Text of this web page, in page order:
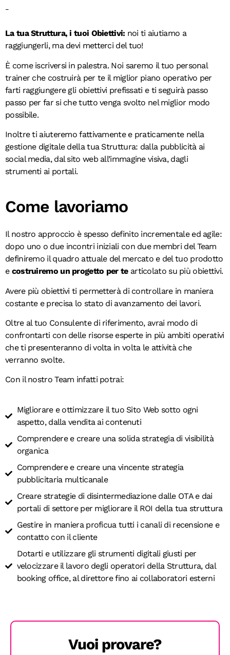
La tua Struttura, i tuoi Obiettivi: noi ti aiutiamo a
raggiungerli, ma devi metterci del tuo!
È come iscriversi in palestra. Noi saremo il tuo personal
trainer che costruirà per te il miglior piano operativo per
farti raggiungere gli obiettivi prefissati e ti seguirà passo
passo per far si che tutto venga svolto nel miglior modo
possibile.
Inoltre ti aiuteremo fattivamente e praticamente nella
gestione digitale della tua Struttura: dalla pubblicità ai
social media, dal sito web all’immagine visiva, dagli
strumenti ai portali.
Come lavoriamo
Il nostro approccio è spesso definito incrementale ed agile:
dopo uno o due incontri iniziali con due membri del Team
definiremo il quadro attuale del mercato e del tuo prodotto
e costruiremo un progetto per tearticolato su più obiettivi.
Avere più obiettivi ti permetterà di controllare in maniera
costante e precisa lo stato di avanzamento dei lavori.
Oltre al tuo Consulente di riferimento, avrai modo di
confrontarti con delle risorse esperte in più ambiti operativi
che ti presenteranno di volta in volta le attività che
verranno svolte.
Con il nostro Team infatti potrai:
Migliorare e ottimizzare il tuo Sito Web sotto ogni
aspetto, dalla vendita ai contenuti
Comprendere e creare una solida strategia di visibilità
organica
Comprendere e creare una vincente strategia
pubblicitaria multicanale
Creare strategie di disintermediazione dalle OTA e dai
portali di settore per migliorare il ROI della tua struttura
Gestire in maniera proficua tutti i canali di recensione e
contatto con il cliente
Dotarti e utilizzare gli strumenti digitali giusti per
velocizzare il lavoro degli operatori della Struttura, dal
booking office, al direttore fino ai collaboratori esterni
Vuoi provare?